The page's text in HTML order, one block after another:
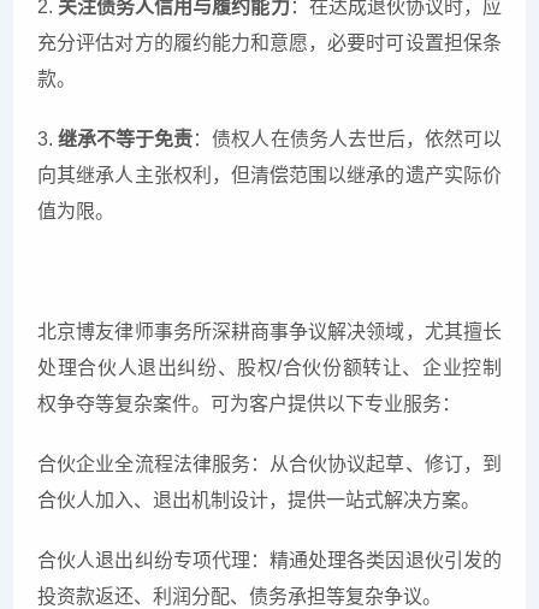
2. 关注债务人信用与履约能力 ：在达成退伙协议时，应
充分评估对方的履约能力和意愿，必要时可设置担保条
款。
3.继承不等于免责：债权人在债务人去世后，依然可以
向其继承人主张权利，但清偿范围以继承的遗产实际价
值为限。
北京博友律师事务所深耕商事争议解决领域，尤其擅长
处理合伙人退出纠纷、股权/合伙份额转让、企业控制
权争夺等复杂案件。可为客户提供以下专业服务：
合伙企业全流程法律服务：从合伙协议起草、修订，到
合伙人加入、退出机制设计，提供一站式解决方案。
合伙人退出纠纷专项代理：精通处理各类因退伙引发的
投资款返还、利润分配、债务承担等复杂争议。